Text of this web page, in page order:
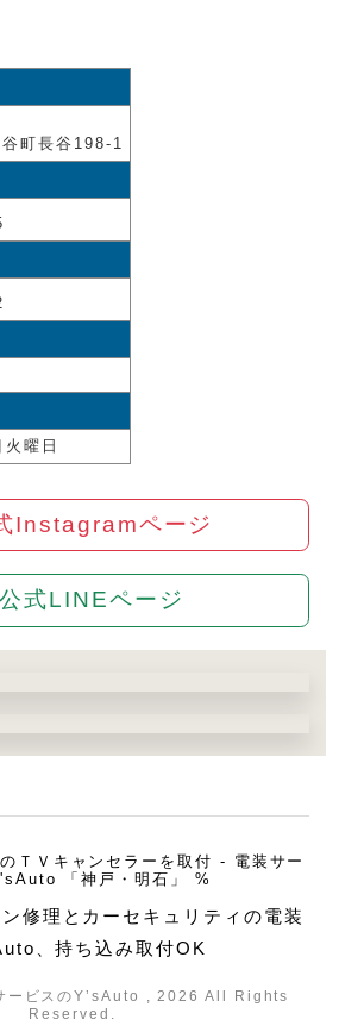
町長谷198-1
曜日
Instagramページ
公式LINEページ
ＴＶキャンセラーを取付 - 電装サー
「神戸・明石」 %
修理とカーセキュリティの電装
、持ち込み取付OK
ビスのY’sAuto , 2026 All Rights
Reserved.